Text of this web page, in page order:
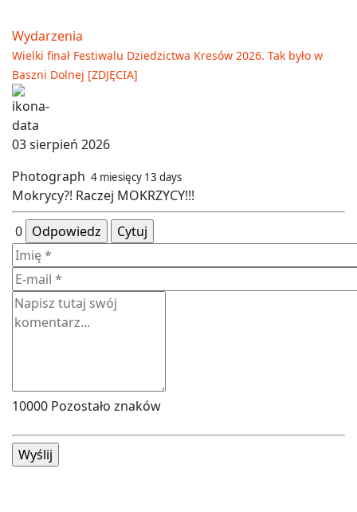
Wydarzenia
Wielki finał Festiwalu Dziedzictwa Kresów 2026. Tak było w
Baszni Dolnej [ZDJĘCIA]
03 sierpień 2026
Photograph 4 miesięcy 13 days
Mokrycy?! Raczej MOKRZYCY!!!
0 Odpowiedz Cytuj
10000 Pozostało znaków
Wyślij